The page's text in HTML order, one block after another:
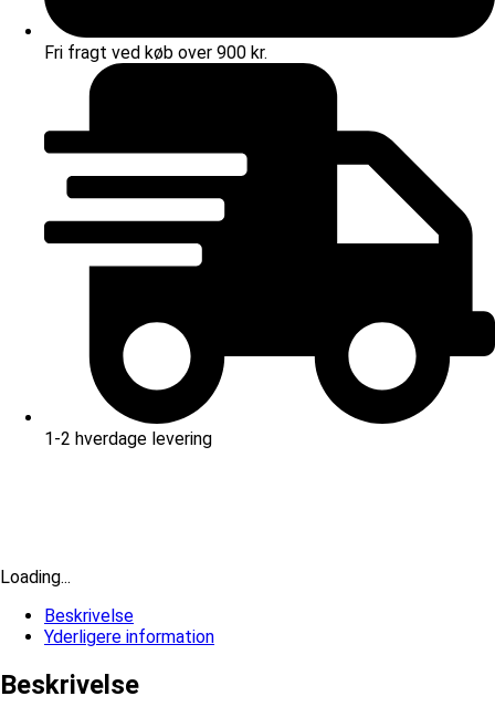
Fri fragt ved køb over 900 kr.
1-2 hverdage levering
Loading...
Beskrivelse
Yderligere information
Beskrivelse